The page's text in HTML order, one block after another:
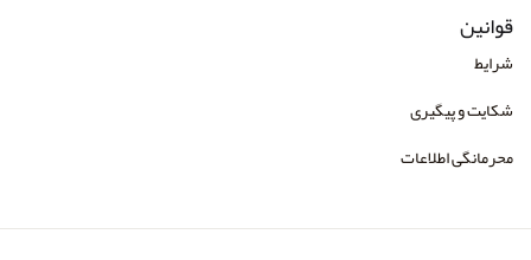
قوانین
شرایط
شکایت و پیگیری
محرمانگی اطلاعات